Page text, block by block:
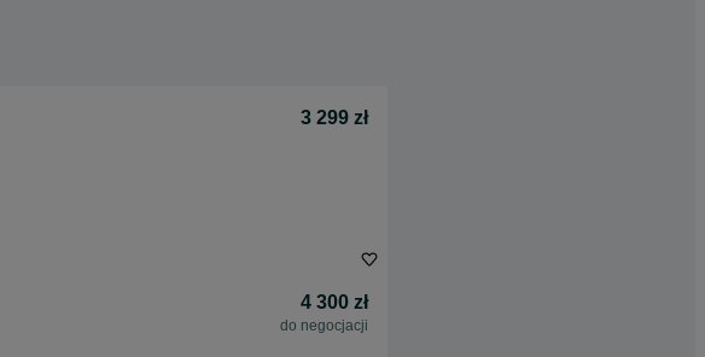
3 299 zł
4 300 zł
do negocjacji